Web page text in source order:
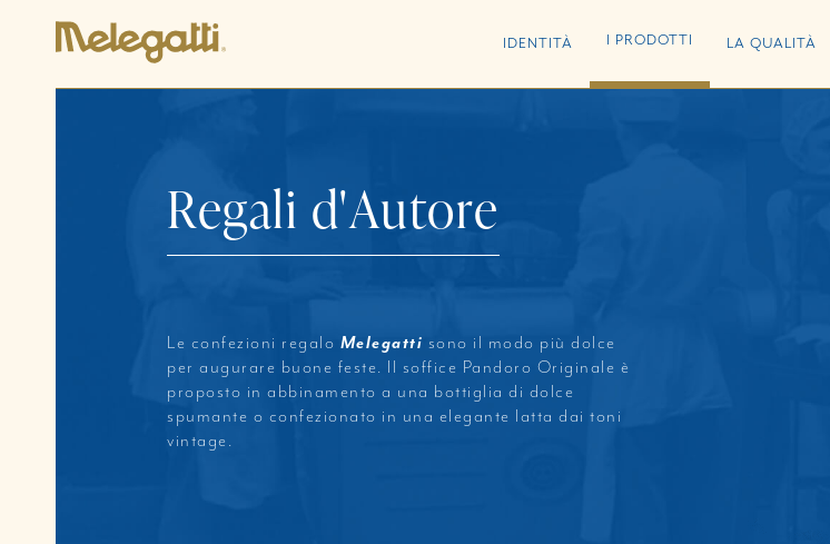
Melegatti
IDENTITÀ I PRODOTTI LA QUALITÀ
Regali d'Autore
Le confezioni regalo Melegatti sono il modo più dolce
per augurare buone feste. Il soffice Pandoro Originale è
proposto in abbinamento a una bottiglia di dolce
spumante o confezionato in una elegante latta dai toni
vintage.